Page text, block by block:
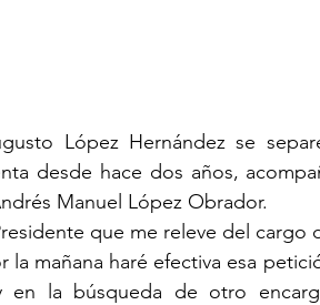
López Hernández se
desde hace dos años,
Manuel López Obrador.
que me releve del cargo
mañana haré efectiva esa
la búsqueda de otro